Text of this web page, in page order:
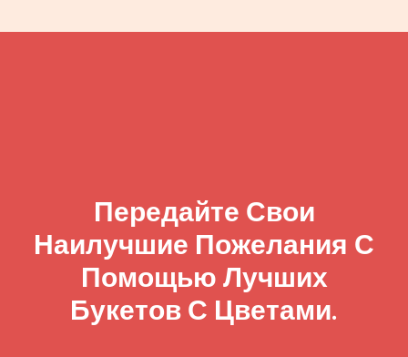
Передайте Свои
Наилучшие Пожелания С
Помощью Лучших
Букетов С Цветами.